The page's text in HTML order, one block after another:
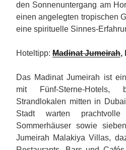
den Sonnenuntergang am
einen angelegten tropischen
eine spirituelle Sinnes-
Hoteltipp: Madinat Jumeirah,
Das Madinat Jumeirah ist
mit Fünf-Sterne-
Strandlokalen mitten in
Stadt warten
Sommerhäuser sowie
Jumeirah Malakiya Villas,